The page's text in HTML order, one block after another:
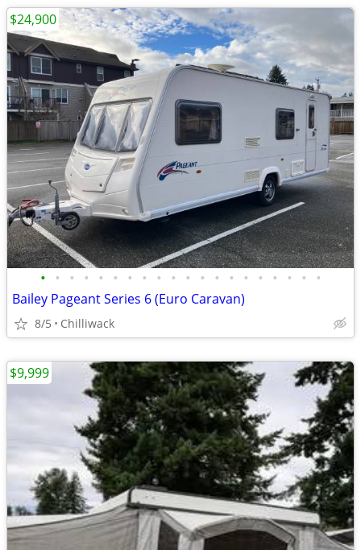
• • • • • • • • • • • • • • • • • • • •
Bailey Pageant Series 6 (Euro Caravan)
8/5 Chilliwack
$24,900
$9,999